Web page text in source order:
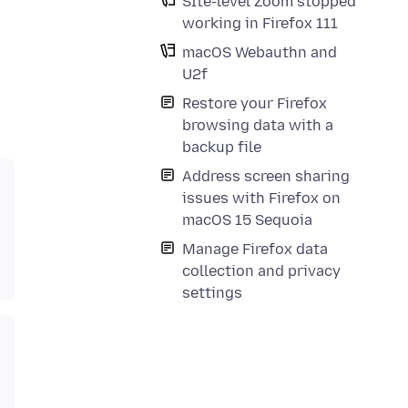
working in Firefox 111
macOS Webauthn and
U2f
Restore your Firefox
browsing data with a
backup file
Address screen sharing
issues with Firefox on
macOS 15 Sequoia
Manage Firefox data
collection and privacy
settings